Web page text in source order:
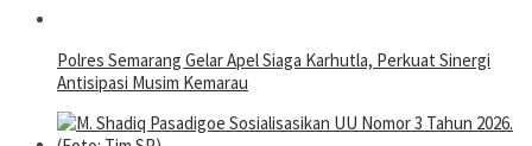
Polres Semarang Gelar Apel Siaga Karhutla, Perkuat Sinergi
Antisipasi Musim Kemarau